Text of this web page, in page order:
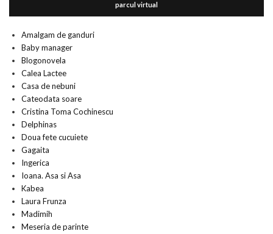
parcul virtual
Amalgam de ganduri
Baby manager
Blogonovela
Calea Lactee
Casa de nebuni
Cateodata soare
Cristina Toma Cochinescu
Delphinas
Doua fete cucuiete
Gagaita
Ingerica
Ioana. Asa si Asa
Kabea
Laura Frunza
Madimih
Meseria de parinte